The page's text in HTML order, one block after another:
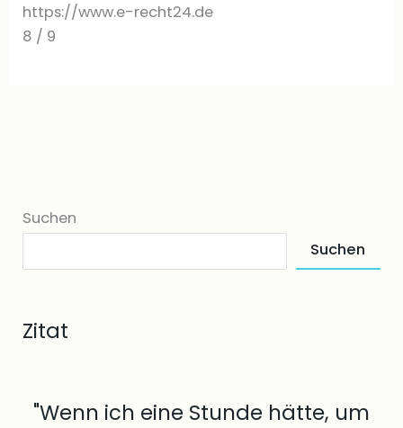
https://www.e-recht24.de
8 / 9
Suchen
Suchen
Zitat
"Wenn ich eine Stunde hätte, um